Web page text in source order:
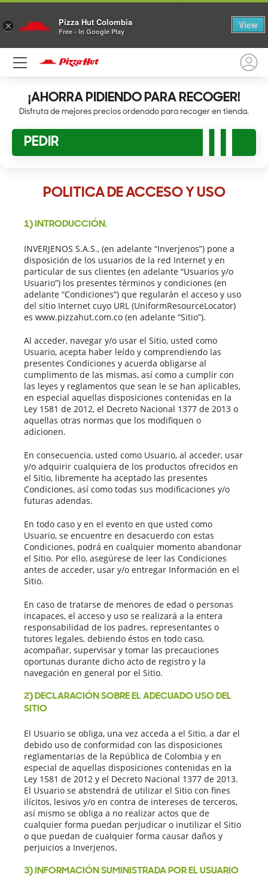
× Pizza Hut Colombia
Free - In Google Play
View
¡AHORRA PIDIENDO PARA RECOGER!
Disfruta de mejores precios ordenado para recoger en tienda.
PEDIR
POLITICA DE ACCESO Y USO
1) INTRODUCCIÓN.
INVERJENOS S.A.S., (en adelante “Inverjenos”) pone a
disposición de los usuarios de la red Internet y en
particular de sus clientes (en adelante “Usuarios y/o
Usuario”) los presentes términos y condiciones (en
adelante “Condiciones”) que regularán el acceso y uso
del sitio Internet cuyo URL (UniformResourceLocator)
es www.pizzahut.com.co (en adelante “Sitio”).
Al acceder, navegar y/o usar el Sitio, usted como
Usuario, acepta haber leído y comprendiendo las
presentes Condiciones y acuerda obligarse al
cumplimento de las mismas, así como a cumplir con
las leyes y reglamentos que sean le se han aplicables,
en especial aquellas disposiciones contenidas en la
Ley 1581 de 2012, el Decreto Nacional 1377 de 2013 o
aquellas otras normas que los modifiquen o
adicionen.
En consecuencia, usted como Usuario, al acceder, usar
y/o adquirir cualquiera de los productos ofrecidos en
el Sitio, libremente ha aceptado las presentes
Condiciones, así como todas sus modificaciones y/o
futuras adendas.
En todo caso y en el evento en que usted como
Usuario, se encuentre en desacuerdo con estas
Condiciones, podrá en cualquier momento abandonar
el Sitio. Por ello, asegúrese de leer las Condiciones
antes de acceder, usar y/o entregar Información en el
Sitio.
En caso de tratarse de menores de edad o personas
incapaces, el acceso y uso se realizará a la entera
responsabilidad de los padres, representantes o
tutores legales, debiendo éstos en todo caso,
acompañar, supervisar y tomar las precauciones
oportunas durante dicho acto de registro y la
navegación en general por el Sitio.
2) DECLARACIÓN SOBRE EL ADECUADO USO DEL
SITIO
El Usuario se obliga, una vez acceda a el Sitio, a dar el
debido uso de conformidad con las disposiciones
reglamentarias de la República de Colombia y en
especial de aquellas disposiciones contenidas en la
Ley 1581 de 2012 y el Decreto Nacional 1377 de 2013.
El Usuario se abstendrá de utilizar el Sitio con fines
ilícitos, lesivos y/o en contra de intereses de terceros,
así mismo se obliga a no realizar actos que de
cualquier forma puedan perjudicar o inutilizar el Sitio
o que puedan de cualquier forma causar daños y
perjuicios a Inverjenos.
3) INFORMACIÓN SUMINISTRADA POR EL USUARIO